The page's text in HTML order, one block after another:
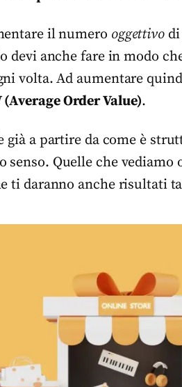
il numero oggettivodi
devi anche fare in modo
volta. Ad aumentare
(Average Order Value).
già a partire da come è
senso. Quelle che
ti daranno anche risultati